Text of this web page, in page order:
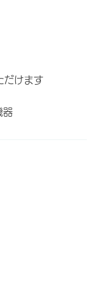
だけます
器